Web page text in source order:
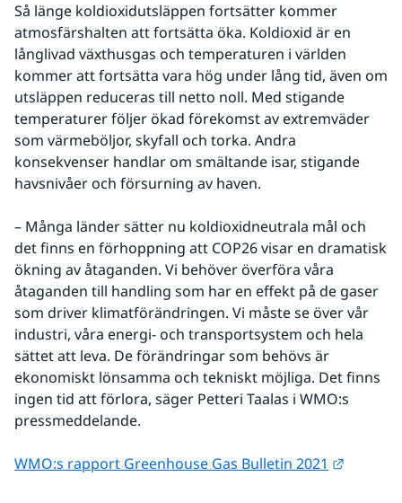
Så länge koldioxidutsläppen fortsätter kommer
atmosfärshalten att fortsätta öka. Koldioxid är en
långlivad växthusgas och temperaturen i världen
kommer att fortsätta vara hög under lång tid, även om
utsläppen reduceras till netto noll. Med stigande
temperaturer följer ökad förekomst av extremväder
som värmeböljor, skyfall och torka. Andra
konsekvenser handlar om smältande isar, stigande
havsnivåer och försurning av haven.
– Många länder sätter nu koldioxidneutrala mål och
det finns en förhoppning att COP26 visar en dramatisk
ökning av åtaganden. Vi behöver överföra våra
åtaganden till handling som har en effekt på de gaser
som driver klimatförändringen. Vi måste se över vår
industri, våra energi- och transportsystem och hela
sättet att leva. De förändringar som behövs är
ekonomiskt lönsamma och tekniskt möjliga. Det finns
ingen tid att förlora, säger Petteri Taalas i WMO:s
pressmeddelande.
WMO:s rapport Greenhouse Gas Bulletin 2021